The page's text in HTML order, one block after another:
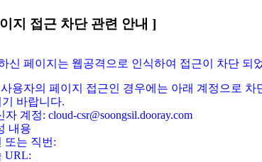
지 접근 차단 관련 안내 ]
신 페이지는 웹공격으로 인식하여 접근이 차단 되
용자의 페이지 접근인 경우에는 아래 계정으로 차
기 바랍니다.
자 계정: cloud-csr@soongsil.dooray.com
내용
또는 직번:
URL: